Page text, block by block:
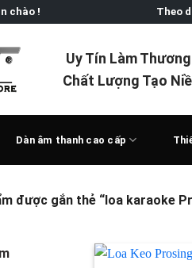
chào ! Theo
Uy Tín Làm
Chất Lượng Tạo
Dàn âm thanh cao cấp
được gắn thẻ “loa karaoke